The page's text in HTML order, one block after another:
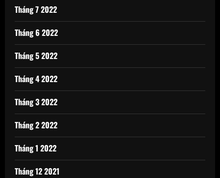
Tháng 7 2022
Tháng 6 2022
Tháng 5 2022
Tháng 4 2022
Tháng 3 2022
Tháng 2 2022
Tháng 1 2022
Tháng 12 2021